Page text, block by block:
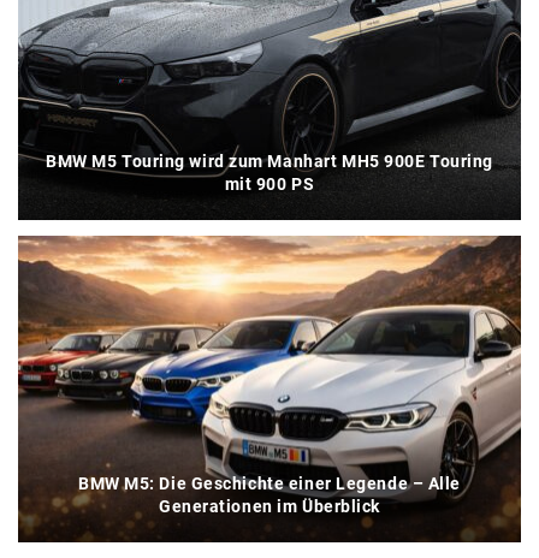
BMW M5 Touring wird zum Manhart MH5 900E Touring
mit 900 PS
BMW M5: Die Geschichte einer Legende – Alle
Generationen im Überblick